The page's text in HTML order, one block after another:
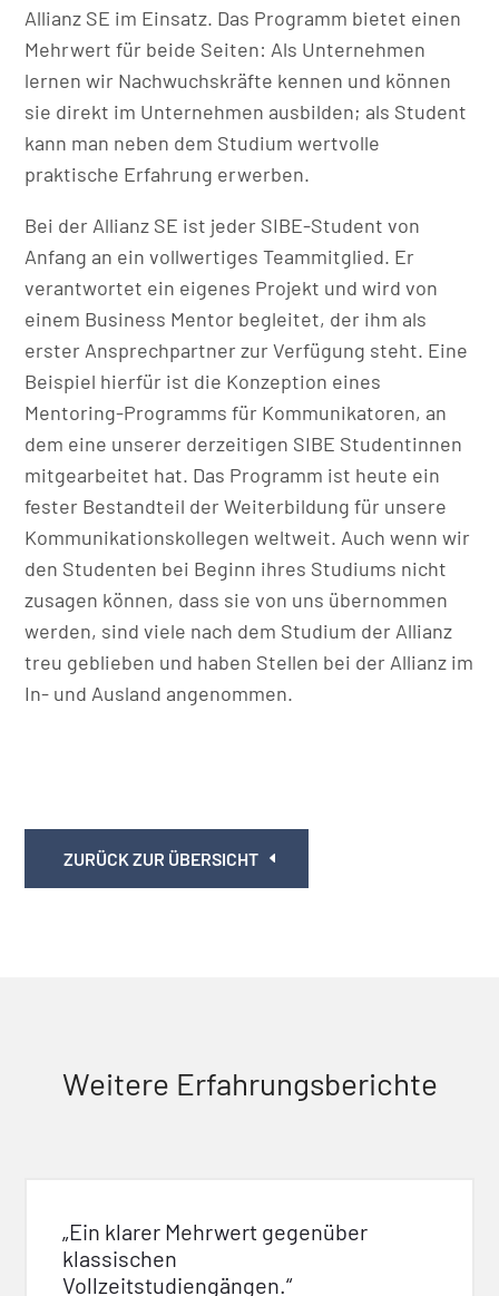
Allianz SE im Einsatz. Das Programm bietet einen
Mehrwert für beide Seiten: Als Unternehmen
lernen wir Nachwuchskräfte kennen und können
sie direkt im Unternehmen ausbilden; als Student
kann man neben dem Studium wertvolle
praktische Erfahrung erwerben.
Bei der Allianz SE ist jeder SIBE-Student von
Anfang an ein vollwertiges Teammitglied. Er
verantwortet ein eigenes Projekt und wird von
einem Business Mentor begleitet, der ihm als
erster Ansprechpartner zur Verfügung steht. Eine
Beispiel hierfür ist die Konzeption eines
Mentoring-Programms für Kommunikatoren, an
dem eine unserer derzeitigen SIBE Studentinnen
mitgearbeitet hat. Das Programm ist heute ein
fester Bestandteil der Weiterbildung für unsere
Kommunikationskollegen weltweit. Auch wenn wir
den Studenten bei Beginn ihres Studiums nicht
zusagen können, dass sie von uns übernommen
werden, sind viele nach dem Studium der Allianz
treu geblieben und haben Stellen bei der Allianz im
In- und Ausland angenommen.
ZURÜCK ZUR ÜBERSICHT
Weitere Erfahrungsberichte
„Ein klarer Mehrwert gegenüber
klassischen
Vollzeitstudiengängen.“